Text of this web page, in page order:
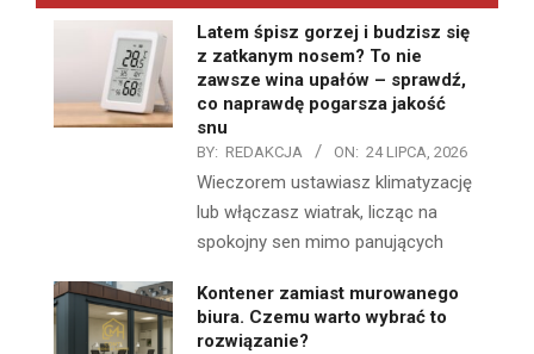
Latem śpisz gorzej i budzisz się
z zatkanym nosem? To nie
zawsze wina upałów – sprawdź,
co naprawdę pogarsza jakość
snu
BY: REDAKCJA ON: 24 LIPCA, 2026
Wieczorem ustawiasz klimatyzację
lub włączasz wiatrak, licząc na
spokojny sen mimo panujących
Kontener zamiast murowanego
biura. Czemu warto wybrać to
rozwiązanie?